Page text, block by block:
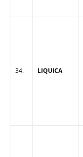
34. LIQUICA